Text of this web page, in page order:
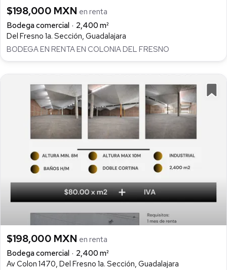
$198,000 MXN en renta
Bodega comercial
2,400 m²
Del Fresno 1a. Sección, Guadalajara
BODEGA EN RENTA EN COLONIA DEL FRESNO
$198,000 MXN en renta
Bodega comercial
2,400 m²
Av Colon 1470, Del Fresno 1a. Sección, Guadalajara